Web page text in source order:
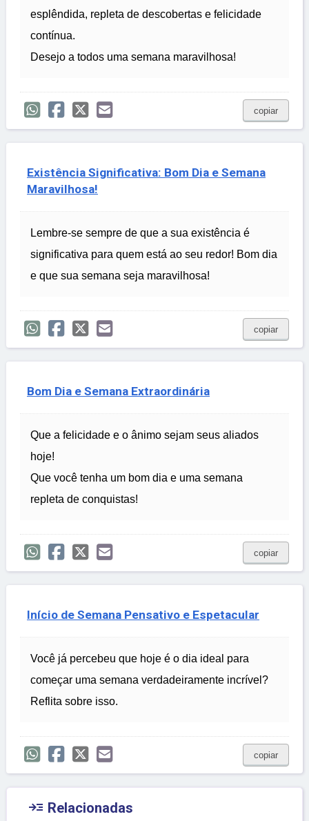
esplêndida, repleta de descobertas e felicidade
contínua.
Desejo a todos uma semana maravilhosa!
copiar
Existência Significativa: Bom Dia e Semana
Maravilhosa!
Lembre-se sempre de que a sua existência é
significativa para quem está ao seu redor! Bom dia
e que sua semana seja maravilhosa!
copiar
Bom Dia e Semana Extraordinária
Que a felicidade e o ânimo sejam seus aliados
hoje!
Que você tenha um bom dia e uma semana
repleta de conquistas!
copiar
Início de Semana Pensativo e Espetacular
Você já percebeu que hoje é o dia ideal para
começar uma semana verdadeiramente incrível?
Reflita sobre isso.
copiar
 Relacionadas